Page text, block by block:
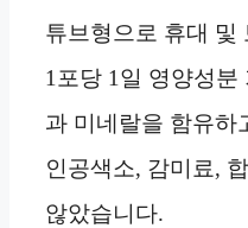
튜브형으로 휴대 및
1포당 1일 영양성분
과 미네랄을 함유하
인공색소, 감미료,
않았습니다.